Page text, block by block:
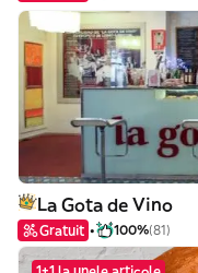
La Gota de Vino
Gratuit 100%(81)